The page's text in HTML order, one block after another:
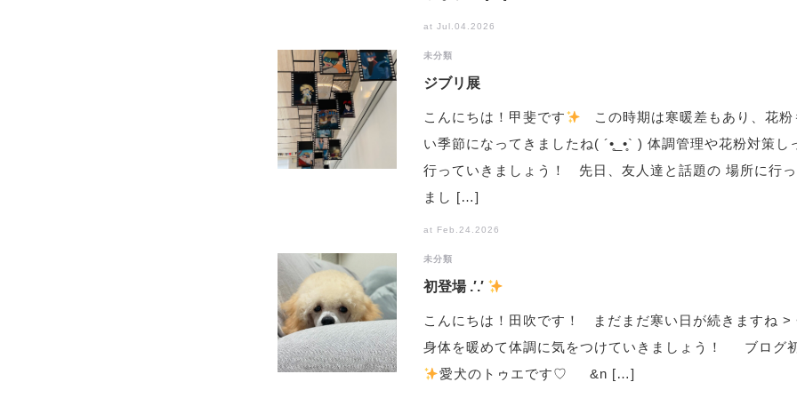
at Jul.04.2026
未分類
ジブリ展
こんにちは！甲斐です
この時期は寒暖差もあり、花粉
い季節になってきましたね( ´•̥_•̥` ) 体調管理や花粉対策し
行っていきましょう！ 先日、友人達と話題の 場所に行っ
まし […]
at Feb.24.2026
未分類
初登場 .′.′
こんにちは！田吹です！ まだまだ寒い日が続きますね >
身体を暖めて体調に気をつけていきましょう！ ブログ
️愛犬のトゥエです♡ &n […]